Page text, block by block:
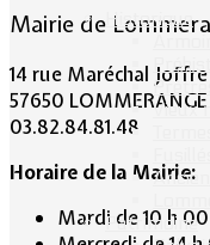
Historique
Vieux
Patrimoine
Mairie de
14 rue Maréchal Joffre
57650 LOMMERANGE
03.82.84.81.48
Horaire de la Mairie:
Mardi de 10 h 00